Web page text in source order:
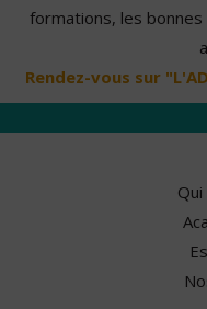
formations, les
Rendez-vous sur